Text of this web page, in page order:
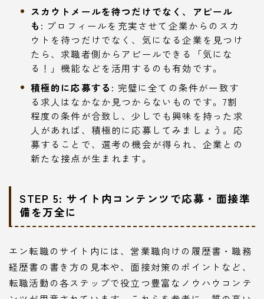
スカウトメールを待つだけでなく、アピール
も: プロフィールを充実させて企業からのスカ
ウトを待つだけでなく、気になる企業を見つけ
たら、求職者側からアピールできる「気にな
る！」機能などを活用するのも有効です。
積極的に応募する: 完璧に全ての条件が一致す
る求人はなかなか見つからないものです。7割
程度の条件が合致し、少しでも興味を持った求
人があれば、積極的に応募してみましょう。応
募することで、選考の機会が得られ、企業との
新たな接点が生まれます。
STEP 5: サイト内コンテンツで応募・面接準
備を万全に
エン転職のサイト内には、営業職向けの履歴書・職務
経歴書の書き方の見本や、面接対策のポイントなど、
転職活動の各ステップで役立つ豊富なノウハウコンテ